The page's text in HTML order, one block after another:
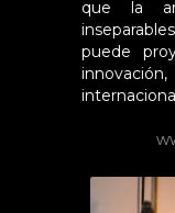
que la
puede